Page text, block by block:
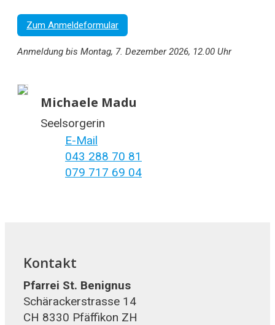
Zum Anmeldeformular
Anmeldung bis Montag, 7. Dezember 2026, 12.00 Uhr
Michaele Madu
Seelsorgerin
E-Mail
043 288 70 81
079 717 69 04
Kontakt
Pfarrei St. Benignus
Schärackerstrasse 14
CH 8330 Pfäffikon ZH